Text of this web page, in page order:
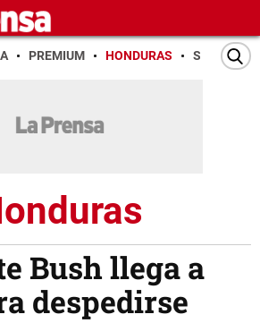
PREMIUM HONDURAS SAN PEDRO
Bush llega a
despedirse